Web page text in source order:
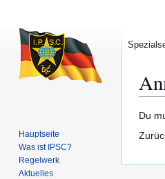
Zur
Zur
Suche
Du
Hauptseite
Was ist IPSC?
Regelwerk
Aktuelles